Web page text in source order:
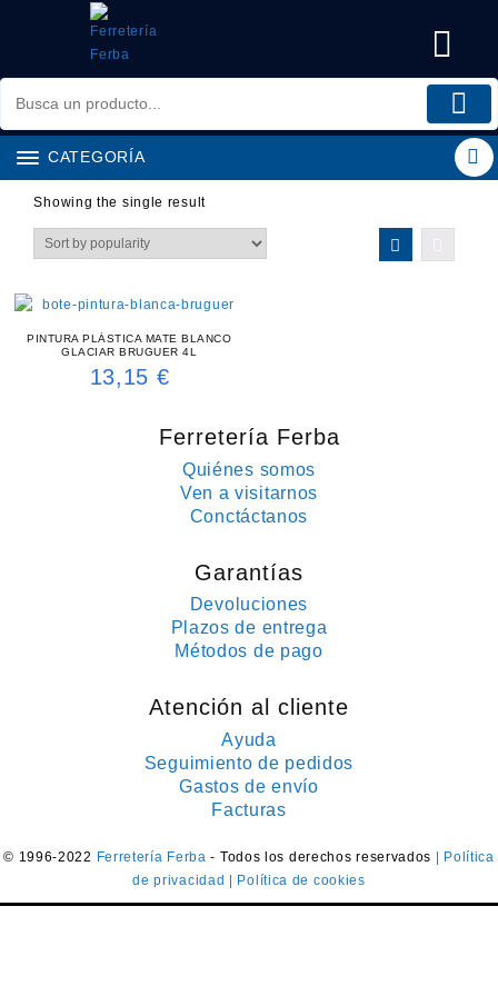
CATEGORÍA
Showing the single result
PINTURA PLÁSTICA MATE BLANCO
GLACIAR BRUGUER 4L
13,15 €
Ferretería Ferba
Quiénes somos
Ven a visitarnos
Conctáctanos
Garantías
Devoluciones
Plazos de entrega
Métodos de pago
Atención al cliente
Ayuda
Seguimiento de pedidos
Gastos de envío
Facturas
© 1996-2022 Ferretería Ferba- Todos los derechos reservados
| Política
de privacidad
| Política de cookies